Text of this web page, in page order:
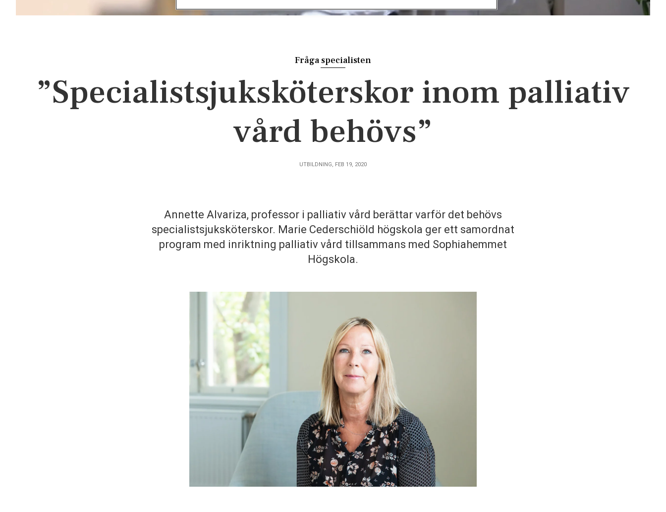
Fråga specialisten
”Specialistsjuksköterskor inom palliativ
vård behövs”
UTBILDNING, FEB 19, 2020
Annette Alvariza, professor i palliativ vård berättar varför det behövs
specialistsjuksköterskor. Marie Cederschiöld högskola ger ett samordnat
program med inriktning palliativ vård tillsammans med Sophiahemmet
Högskola.